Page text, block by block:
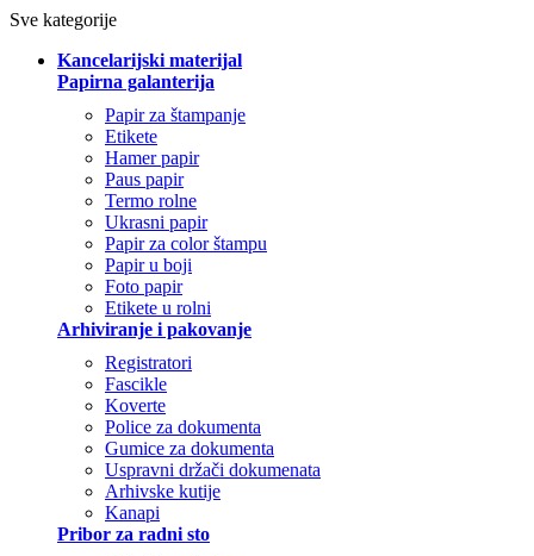
Sve kategorije
Kancelarijski materijal
Papirna galanterija
Papir za štampanje
Etikete
Hamer papir
Paus papir
Termo rolne
Ukrasni papir
Papir za color štampu
Papir u boji
Foto papir
Etikete u rolni
Arhiviranje i pakovanje
Registratori
Fascikle
Koverte
Police za dokumenta
Gumice za dokumenta
Uspravni držači dokumenata
Arhivske kutije
Kanapi
Pribor za radni sto